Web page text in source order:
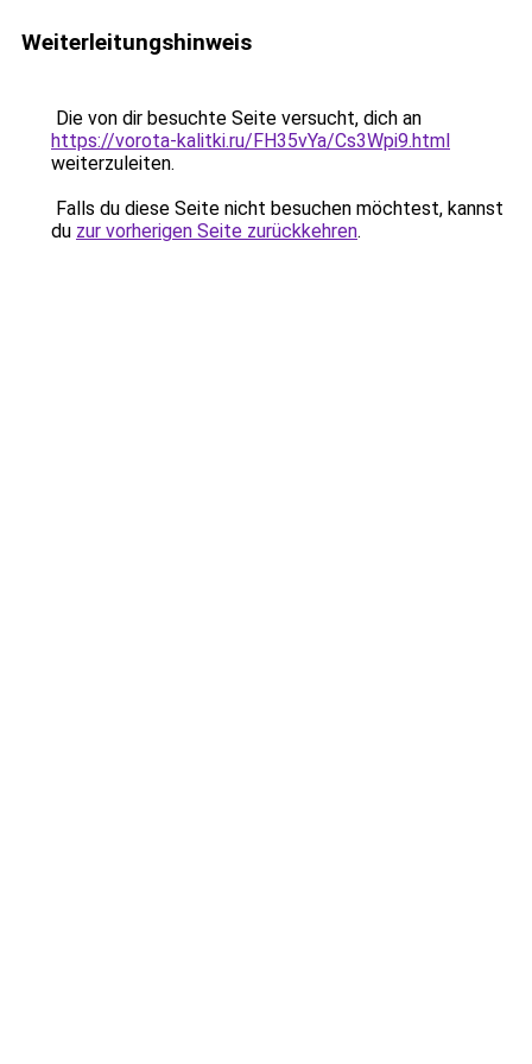
Weiterleitungshinweis
Die von dir besuchte Seite versucht, dich an
https://vorota-kalitki.ru/FH35vYa/Cs3Wpi9.html
weiterzuleiten.
Falls du diese Seite nicht besuchen möchtest, kannst
du zur vorherigen Seite zurückkehren.